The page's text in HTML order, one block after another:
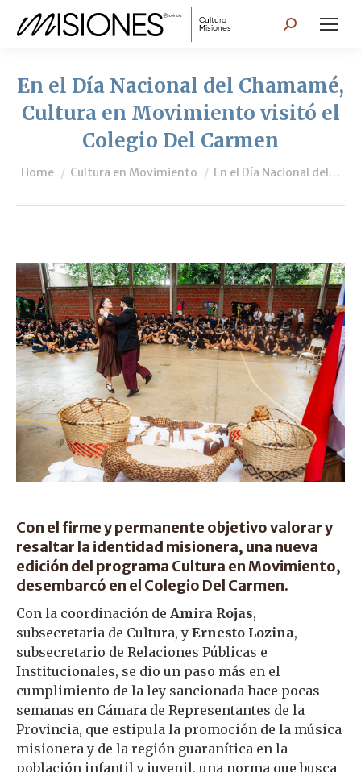
Search:
En el Día Nacional del Chamamé,
Cultura en Movimiento visitó el
Colegio Del Carmen
You are here:
Home Cultura en Movimiento En el Día Nacional del…
Con el firme y permanente objetivo valorar y
resaltar la identidad misionera, una nueva
edición del programa Cultura en Movimiento,
desembarcó en el Colegio Del Carmen.
Con la coordinación de Amira Rojas,
subsecretaria de Cultura, y Ernesto Lozina,
subsecretario de Relaciones Públicas e
Institucionales, se dio un paso más en el
cumplimiento de la ley sancionada hace pocas
semanas en Cámara de Representantes de la
Provincia, que estipula la promoción de la música
misionera y de la región guaranítica en la
población infantil y juvenil, una norma que busca